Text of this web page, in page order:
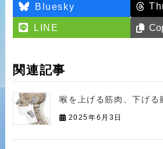
Bluesky
LINE
関連記事
喉を上げる筋肉、下げる
2025年6月3日